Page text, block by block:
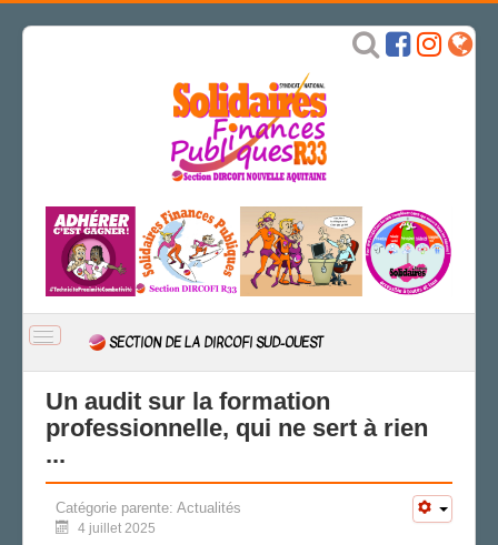
BASCULER
NAVIGATION
SECTION DE LA DIRCOFI SUD-OUEST
ACTUALITÉ
CSAL
CAP/Recours
FS SSCT
Un audit sur la formation
professionnelle, qui ne sert à rien
...
Catégorie parente: Actualités
4 juillet 2025